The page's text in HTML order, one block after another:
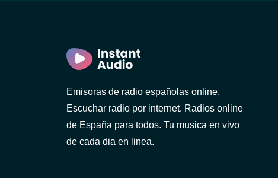
Emisoras de radio españolas online.
Escuchar radio por internet. Radios online
de España para todos. Tu musica en vivo
de cada dia en linea.